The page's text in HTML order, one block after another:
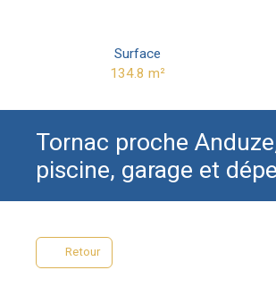
Surface
134.8 m²
Tornac proche
piscine, garage et
Retour